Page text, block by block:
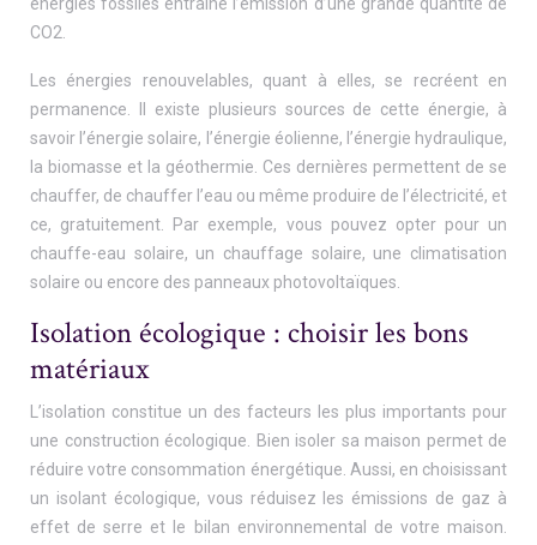
CO2.
Les énergies renouvelables, quant à elles, se recréent en
permanence. Il existe plusieurs sources de cette énergie, à
savoir l’énergie solaire, l’énergie éolienne, l’énergie hydraulique,
la biomasse et la géothermie. Ces dernières permettent de se
chauffer, de chauffer l’eau ou même produire de l’électricité, et
ce, gratuitement. Par exemple, vous pouvez opter pour un
chauffe-eau solaire, un chauffage solaire, une climatisation
solaire ou encore des panneaux photovoltaïques.
Isolation écologique : choisir les bons
matériaux
L’isolation constitue un des facteurs les plus importants pour
une construction écologique. Bien isoler sa maison permet de
réduire votre consommation énergétique. Aussi, en choisissant
un isolant écologique, vous réduisez les émissions de gaz à
effet de serre et le bilan environnemental de votre maison.